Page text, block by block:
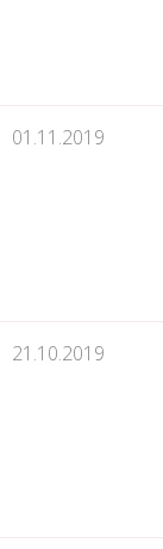
01.11.2019
21.10.2019